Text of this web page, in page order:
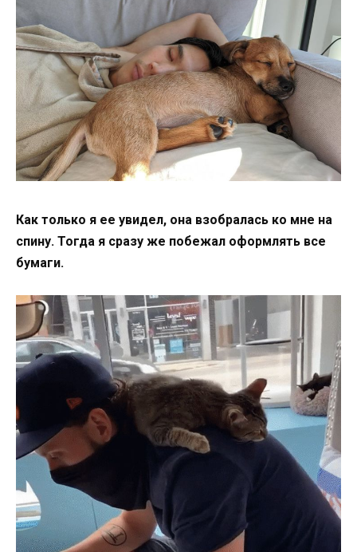
Как только я ее увидел, она взобралась ко мне на
спину. Тогда я сразу же побежал оформлять все
бумаги.